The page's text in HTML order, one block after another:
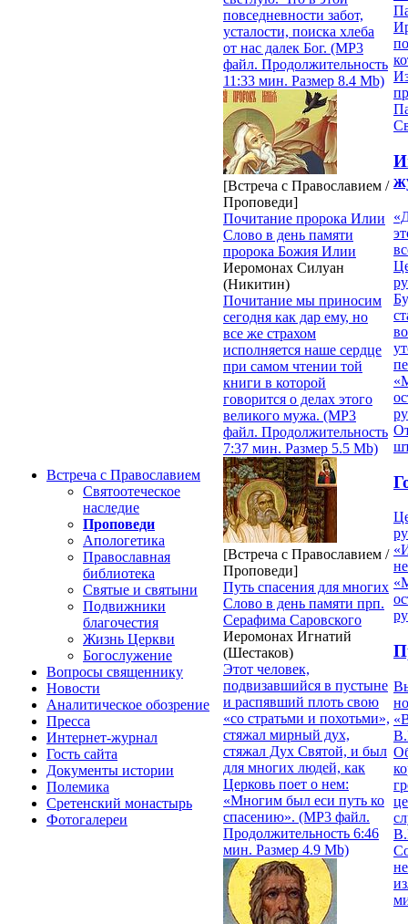
Встреча с Православием
Святоотеческое
наследие
Проповеди
Апологетика
Православная
библиотека
Святые и святыни
Подвижники
благочестия
Жизнь Церкви
Богослужение
Вопросы священнику
Новости
Аналитическое обозрение
Пресса
Интернет-журнал
Гость сайта
Документы истории
Полемика
Сретенский монастырь
Фотогалереи
повседневности забот,
усталости, поиска хлеба
от нас далек Бог. (MP3
файл. Продолжительность
11:33 мин. Размер 8.4 Mb)
[Встреча с Православием /
Проповеди]
Почитание пророка Илии
Слово в день памяти
пророка Божия Илии
Иеромонах Силуан
(Никитин)
Почитание мы приносим
сегодня как дар ему, но
все же страхом
исполняется наше сердце
при самом чтении той
книги в которой
говорится о делах этого
великого мужа. (MP3
файл. Продолжительность
7:37 мин. Размер 5.5 Mb)
[Встреча с Православием /
Проповеди]
Путь спасения для многих
Слово в день памяти прп.
Серафима Саровского
Иеромонах Игнатий
(Шестаков)
Этот человек,
подвизавшийся в пустыне
и распявший плоть свою
«со стратьми и похотьми»,
стяжал мирный дух,
стяжал Дух Святой, и был
для многих людей, как
Церковь поет о нем:
«Многим был еси путь ко
спасению». (MP3 файл.
Продолжительность 6:46
мин. Размер 4.9 Mb)